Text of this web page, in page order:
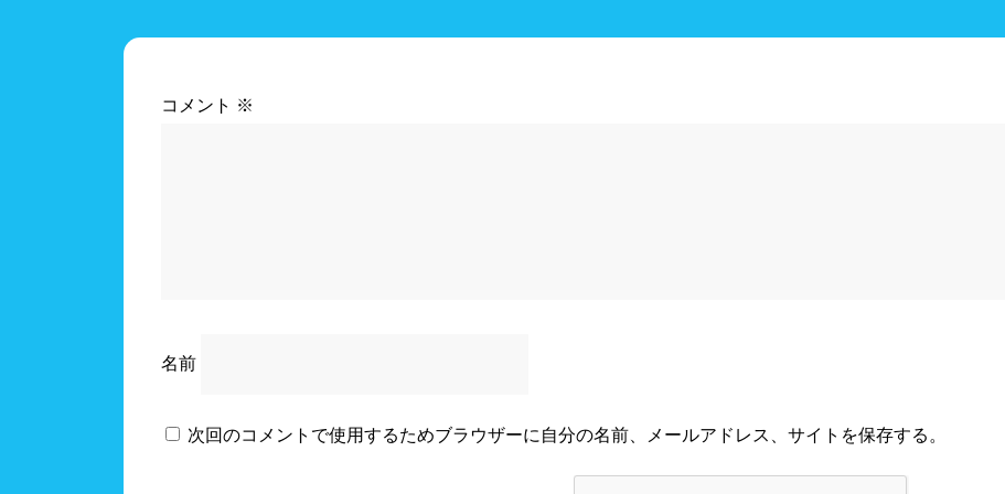
コメント ※
名前
次回のコメントで使用するためブラウザーに自分の名前、メールアドレス、サイトを保存する。